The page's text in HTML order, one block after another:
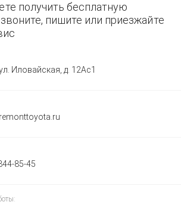
получить бесплатную
пишите или приезжайте
Иловайская, д. 12Ас1
85-45